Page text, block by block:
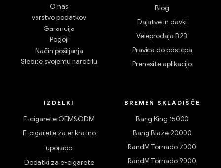
O nas
varstvo podatkov
Garancija
Pogoji
Način pošiljanja
Sledite svojemu naročilu
Blog
Dajatve in davki
Veleprodaja B2B
Pravica do odstopa
Prenesite aplikacijo
IZDELKI
E-cigarete OEM&ODM
E-cigarete za enkratno
uporabo
Dodatki za e-cigarete
BREMEN SKLADIŠČE
Bang King 15000
Bang Blaze 20000
RandM Tornado 7000
RandM Tornado 9000